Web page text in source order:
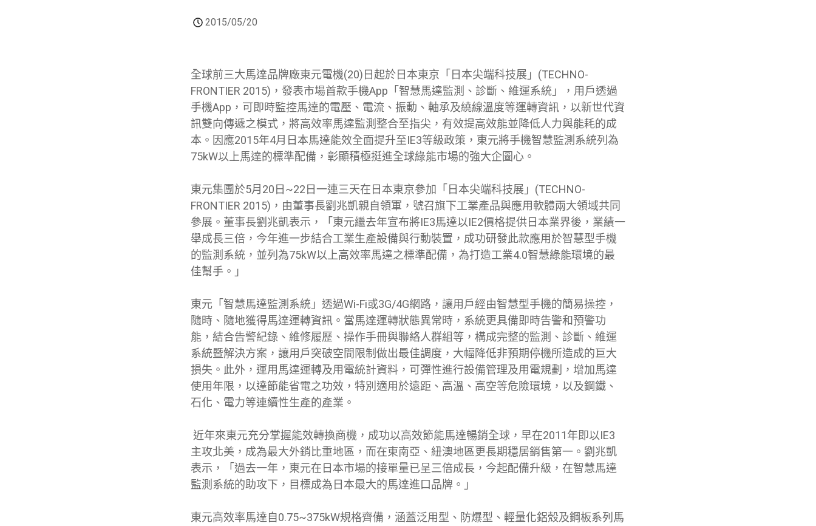
2015/05/20
全球前三大馬達品牌廠東元電機(20)日起於日本東京「日本尖端科技展」(TECHNO-
FRONTIER 2015)，發表市場首款手機App「智慧馬達監測、診斷、維運系統」，用戶透過
手機App，可即時監控馬達的電壓、電流、振動、軸承及繞線溫度等運轉資訊，以新世代資
訊雙向傳遞之模式，將高效率馬達監測整合至指尖，有效提高效能並降低人力與能耗的成
本。因應2015年4月日本馬達能效全面提升至IE3等級政策，東元將手機智慧監測系統列為
75kW以上馬達的標準配備，彰顯積極挺進全球綠能市場的強大企圖心。
東元集團於5月20日~22日一連三天在日本東京參加「日本尖端科技展」(TECHNO-
FRONTIER 2015)，由董事長劉兆凱親自領軍，號召旗下工業產品與應用軟體兩大領域共同
參展。董事長劉兆凱表示，「東元繼去年宣布將IE3馬達以IE2價格提供日本業界後，業績一
舉成長三倍，今年進一步結合工業生產設備與行動裝置，成功研發此款應用於智慧型手機
的監測系統，並列為75kW以上高效率馬達之標準配備，為打造工業4.0智慧綠能環境的最
佳幫手。」
東元「智慧馬達監測系統」透過Wi-Fi或3G/4G網路，讓用戶經由智慧型手機的簡易操控，
隨時、隨地獲得馬達運轉資訊。當馬達運轉狀態異常時，系統更具備即時告警和預警功
能，結合告警紀錄、維修履歷、操作手冊與聯絡人群組等，構成完整的監測、診斷、維運
系統暨解決方案，讓用戶突破空間限制做出最佳調度，大幅降低非預期停機所造成的巨大
損失。此外，運用馬達運轉及用電統計資料，可彈性進行設備管理及用電規劃，增加馬達
使用年限，以達節能省電之功效，特別適用於遠距、高溫、高空等危險環境，以及鋼鐵、
石化、電力等連續性生產的產業。
近年來東元充分掌握能效轉換商機，成功以高效節能馬達暢銷全球，早在2011年即以IE3
主攻北美，成為最大外銷比重地區，而在東南亞、紐澳地區更長期穩居銷售第一。劉兆凱
表示，「過去一年，東元在日本市場的接單量已呈三倍成長，今起配備升級，在智慧馬達
監測系統的助攻下，目標成為日本最大的馬達進口品牌。」
東元高效率馬達自0.75~375kW規格齊備，涵蓋泛用型、防爆型、輕量化鋁殼及鋼板系列馬